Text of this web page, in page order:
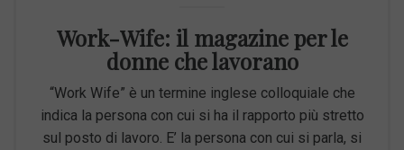
Work-Wife: il magazine per le
donne che lavorano
“Work Wife” è un termine inglese colloquiale che
indica la persona con cui si ha il rapporto più stretto
sul posto di lavoro. E’ la persona con cui si parla, si